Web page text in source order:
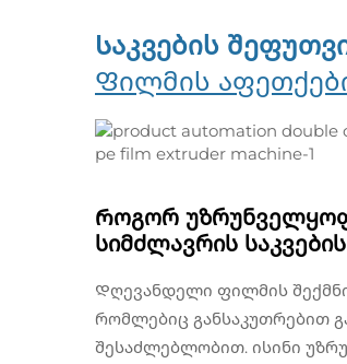
Საკვების
Ფილმის
Როგორ
სიმძლავრის
Დღევანდელი ფილმის
რომლებიც განსაკუთრებით
შესაძლებლობით. ისინი